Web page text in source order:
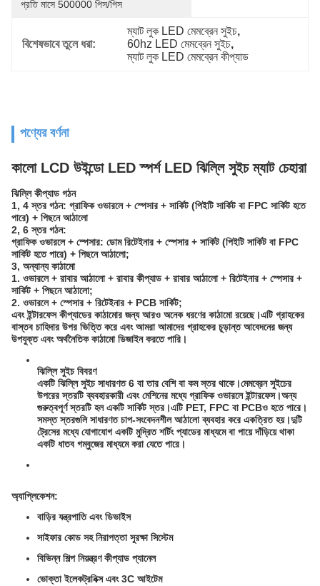
প্রতি মাসে 500000 পিস/পিস
বিশেষভাবে তুলে ধরা:
ম্যাট লুক LED মেমব্রেন সুইচ,
60hz LED মেমব্রেন সুইচ,
ম্যাট লুক LED মেমব্রেন কীপ্যাড
পণ্যের বর্ণনা
কালো LCD উইন্ডো LED স্পর্শ LED ঝিল্লি সুইচ ম্যাট চেহারা
ঝিল্লি কীপ্যাড গঠন
1, 4 স্তর গঠন: গ্রাফিক ওভারলে + স্পেসার + সার্কিট (পিইটি সার্কিট বা FPC সার্কিট হতে
পারে) + পিছনে আঠালো
2, 6 স্তর গঠন:
গ্রাফিক ওভারলে + স্পেসার: ডোম রিটেইনার + স্পেসার + সার্কিট (পিইটি সার্কিট বা FPC
সার্কিট হতে পারে) + পিছনে আঠালো;
3, অন্যান্য কাঠামো
1. ওভারলে + রাবার আঠালো + রাবার কীপ্যাড + রাবার আঠালো + রিটেইনার + স্পেসার +
সার্কিট + পিছনে আঠালো;
2. ওভারলে + স্পেসার + রিটেইনার + PCB সার্কিট;
এবং ইন্টারফেস কীপ্যাডের কাঠামোর জন্য আরও অনেক ধরণের কাঠামো রয়েছে।এটি গ্রাহকের
বাস্তব চাহিদার উপর ভিত্তি করে এবং আমরা আমাদের গ্রাহকের চূড়ান্ত আবেদনের জন্য
উপযুক্ত এবং অর্থনৈতিক কাঠামো ডিজাইন করতে পারি।
ঝিল্লি সুইচ বিবরণ
একটি ঝিল্লি সুইচ সাধারণত 6 বা তার বেশি বা কম স্তর থাকে।মেমব্রেন সুইচের
উপরের স্তরটি ব্যবহারকারী এবং মেশিনের মধ্যে গ্রাফিক ওভারলে ইন্টারফেস।অন্য
গুরুত্বপূর্ণ স্তরটি হল একটি সার্কিট স্তর।এটি PET, FPC বা PCBও হতে পারে।
সমস্ত স্তরগুলি সাধারণত চাপ-সংবেদনশীল আঠালো ব্যবহার করে একত্রিত হয়।দুটি
ট্রেসের মধ্যে যোগাযোগ একটি মুদ্রিত শর্টিং প্যাডের মাধ্যমে বা পায়ে দাঁড়িয়ে থাকা
একটি ধাতব গম্বুজের মাধ্যমে করা যেতে পারে।
অ্যাপ্লিকেশন:
বাড়ির যন্ত্রপাতি এবং ডিভাইস
সাইফার কোড সহ নিরাপত্তা সুরক্ষা সিস্টেম
বিভিন্ন শিল্প নিয়ন্ত্রণ কীপ্যাড প্যানেল
ভোক্তা ইলেকট্রনিক্স এবং 3C আইটেম